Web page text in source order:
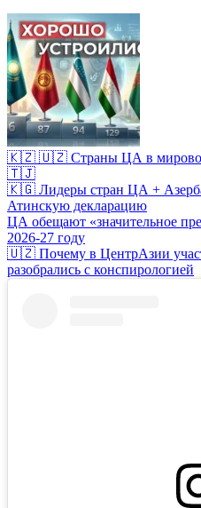
🇰🇿 🇺🇿 Страны ЦА в мировом
🇹🇯
🇰🇬 Лидеры стран ЦА +
Атинскую декларацию
ЦА обещают «значительное
2026-27 году
🇺🇿 Почему в ЦентрАзии
разобрались с конспирологией